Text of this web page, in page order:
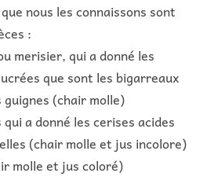
nous les connaissons sont
:
merisier, qui a donné les
que sont les bigarreaux
(chair molle)
a donné les cerises acides
(chair molle et jus incolore)
molle et jus coloré)